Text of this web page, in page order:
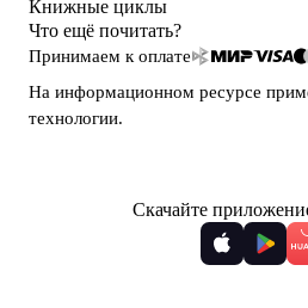
Книжные циклы
Что ещё почитать?
Принимаем к оплате
На информационном ресурсе
технологии.
Скачайте